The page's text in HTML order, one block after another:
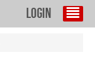
Login